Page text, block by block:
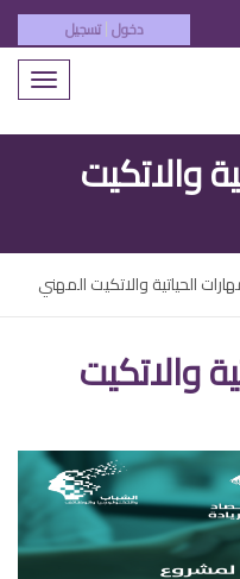
دخول تسجيل
Toggle
والاتكيت
الحياتية والاتكيت المهني
والاتكيت